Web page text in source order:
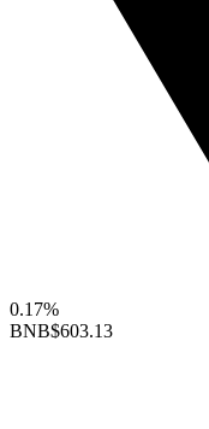
0.17%
BNB$603.13